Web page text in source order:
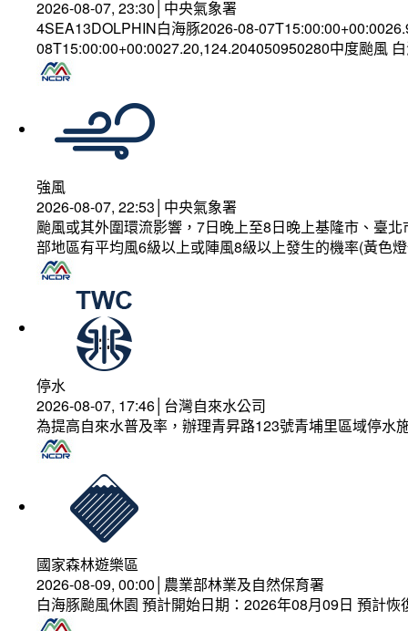
2026-08-07, 23:30│中央氣象署
4SEA13DOLPHIN白海豚2026-08-
08T15:00:00+00:0027.20,124.204050950280中度颱風
強風
2026-08-07, 22:53│中央氣象署
颱風或其外圍環流影響，7日晚上至8日晚上基隆市、臺
部地區有平均風6級以上或陣風8級以上發生的機率(黃色
停水
2026-08-07, 17:46│台灣自來水公司
為提高自來水普及率，辦理青昇路123號青埔里區域停水
國家森林遊樂區
2026-08-09, 00:00│農業部林業及自然保育署
白海豚颱風休園 預計開始日期：2026年08月09日 預計